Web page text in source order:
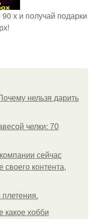
х и получай подарки
нельзя дарить
челки: 70
сейчас
своего контента,
какое хобби